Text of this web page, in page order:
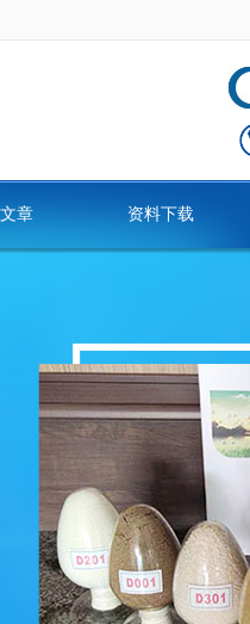
章 资料下载